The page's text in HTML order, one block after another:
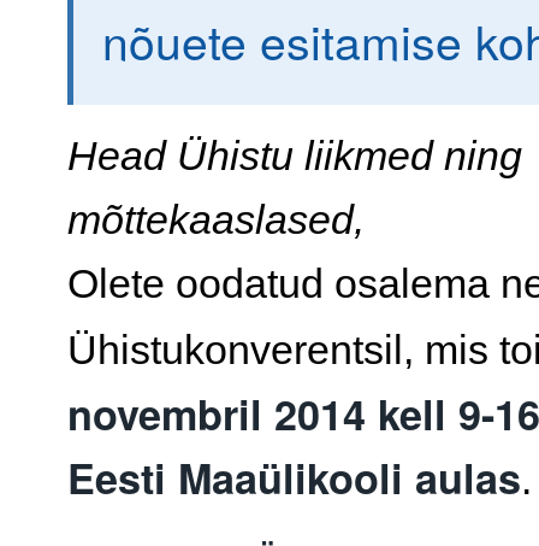
nõuete esitamise
Head Ühistu liikmed ning
mõttekaaslased,
Olete oodatud osalema
Ühistukonverentsil, mis
novembril 2014 kell 9-
Eesti Maaülikooli aulas.